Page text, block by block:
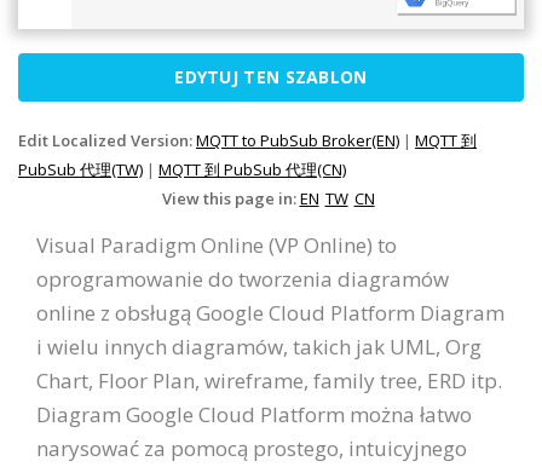
EDYTUJ TEN SZABLON
Edit Localized Version:MQTT to PubSub Broker(EN) | MQTT 到
PubSub 代理(TW) | MQTT 到 PubSub 代理(CN)
View this page in:EN TW CN
Visual Paradigm Online (VP Online) to
oprogramowanie do tworzenia diagramów
online z obsługą Google Cloud Platform Diagram
i wielu innych diagramów, takich jak UML, Org
Chart, Floor Plan, wireframe, family tree, ERD itp.
Diagram Google Cloud Platform można łatwo
narysować za pomocą prostego, intuicyjnego